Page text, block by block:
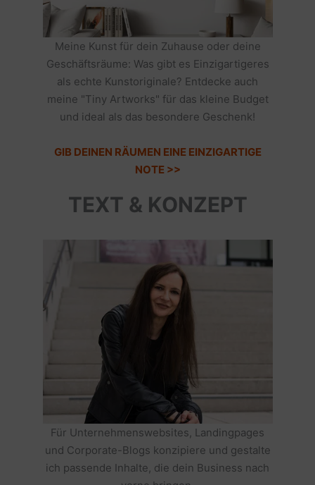
Meine Kunst für dein Zuhause oder deine
Geschäftsräume: Was gibt es Einzigartigeres
als echte Kunstoriginale? Entdecke auch
meine "Tiny Artworks" für das kleine Budget
und ideal als das besondere Geschenk!
GIB DEINEN RÄUMEN EINE EINZIGARTIGE
NOTE >>
TEXT & KONZEPT
Für Unternehmenswebsites, Landingpages
und Corporate-Blogs konzipiere und gestalte
ich passende Inhalte, die dein Business nach